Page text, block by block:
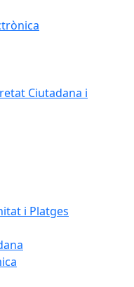
Ciutadana i
i Platges